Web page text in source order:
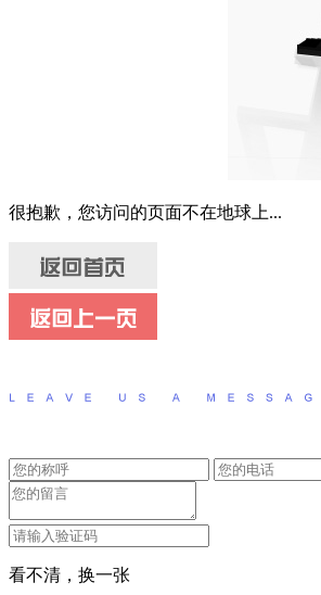
很抱歉，您访问的页面不在地球上...
看不清，换一张